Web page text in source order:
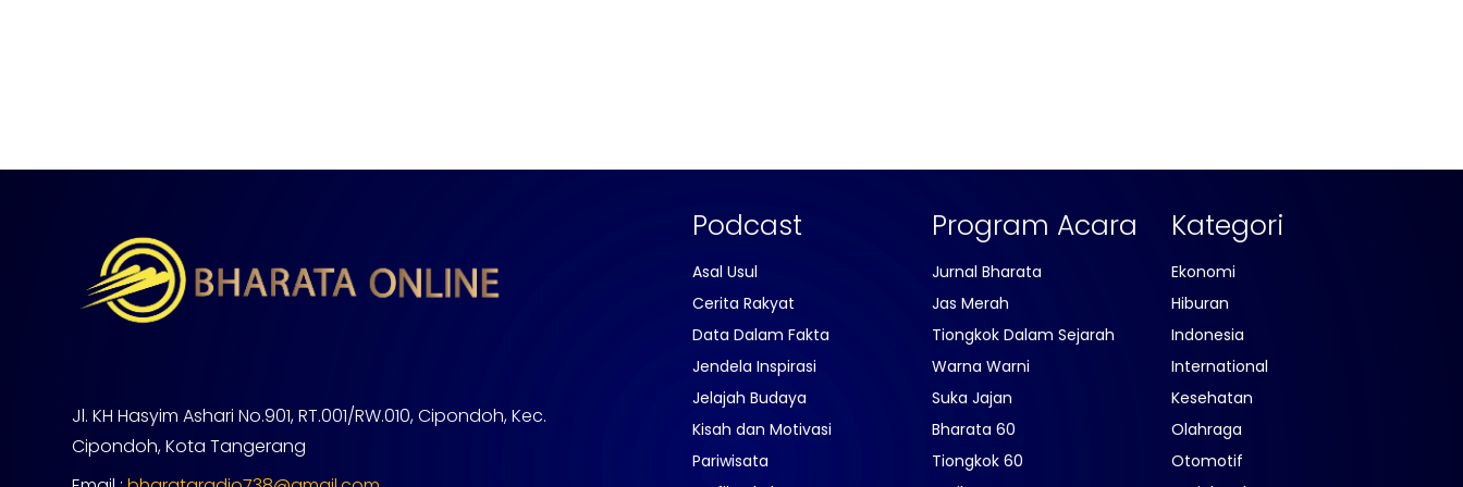
Jl. KH Hasyim Ashari No.901, RT.001/RW.010, Cipondoh, Kec.
Cipondoh, Kota Tangerang
Podcast
Asal Usul
Cerita Rakyat
Data Dalam Fakta
Jendela Inspirasi
Jelajah Budaya
Kisah dan Motivasi
Pariwisata
Program Acara
Jurnal Bharata
Jas Merah
Tiongkok Dalam Sejarah
Warna Warni
Suka Jajan
Bharata 60
Tiongkok 60
Kategori
Ekonomi
Hiburan
Indonesia
International
Kesehatan
Olahraga
Otomotif